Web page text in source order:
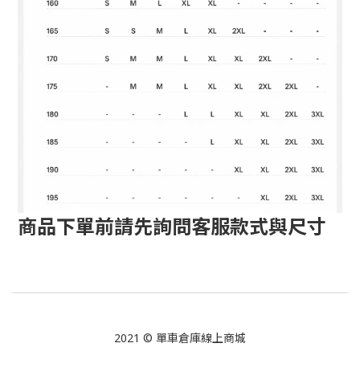
商品下單前請先詢問客服款式與尺寸
2021 © 單車倉庫線上商城